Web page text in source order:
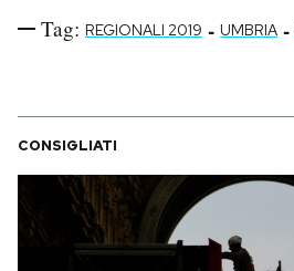
Tag: REGIONALI 2019 - UMBRIA -
CONSIGLIATI